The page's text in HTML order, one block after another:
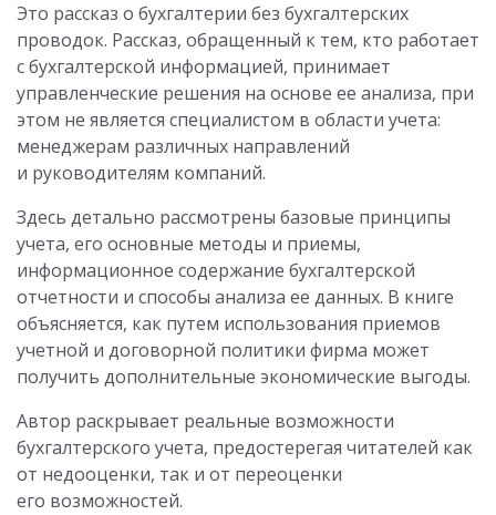
Это рассказ о бухгалтерии без бухгалтерских
проводок. Рассказ, обращенный к тем, кто работает
с бухгалтерской информацией, принимает
управленческие решения на основе ее анализа, при
этом не является специалистом в области учета:
менеджерам различных направлений
и руководителям компаний.
Здесь детально рассмотрены базовые принципы
учета, его основные методы и приемы,
информационное содержание бухгалтерской
отчетности и способы анализа ее данных. В книге
объясняется, как путем использования приемов
учетной и договорной политики фирма может
получить дополнительные экономические выгоды.
Автор раскрывает реальные возможности
бухгалтерского учета, предостерегая читателей как
от недооценки, так и от переоценки
его возможностей.